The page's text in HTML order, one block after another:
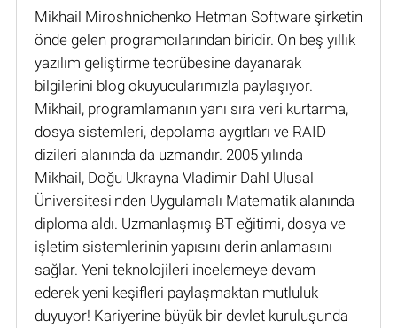
Mikhail Miroshnichenko Hetman Software şirketin
önde gelen programcılarından biridir. On beş yıllık
yazılım geliştirme tecrübesine dayanarak
bilgilerini blog okuyucularımızla paylaşıyor.
Mikhail, programlamanın yanı sıra veri kurtarma,
dosya sistemleri, depolama aygıtları ve RAID
dizileri alanında da uzmandır. 2005 yılında
Mikhail, Doğu Ukrayna Vladimir Dahl Ulusal
Üniversitesi'nden Uygulamalı Matematik alanında
diploma aldı. Uzmanlaşmış BT eğitimi, dosya ve
işletim sistemlerinin yapısını derin anlamasını
sağlar. Yeni teknolojileri incelemeye devam
ederek yeni keşifleri paylaşmaktan mutluluk
duyuyor! Kariyerine büyük bir devlet kuruluşunda